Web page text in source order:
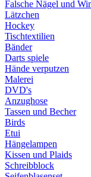
Falsche Nägel und
Lätzchen
Hockey
Tischtextilien
Bänder
Darts spiele
Hände verputzen
Malerei
DVD's
Anzughose
Tassen und Becher
Birds
Etui
Hängelampen
Kissen und Plaids
Schreibblock